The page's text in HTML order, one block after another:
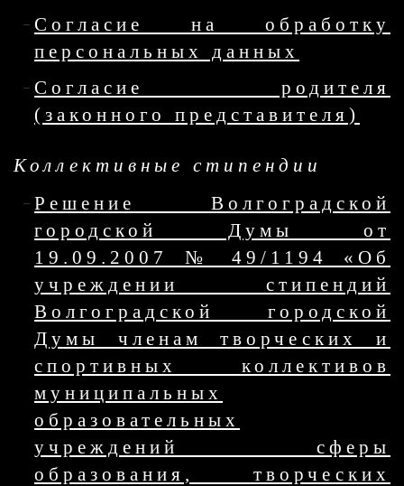
Согласие на обработку
персональных данных
Согласие родителя
(законного представителя)
Коллективные стипендии
Решение Волгоградской
городской Думы от
19.09.2007 № 49/1194 «Об
учреждении стипендий
Волгоградской городской
Думы членам творческих и
спортивных коллективов
муниципальных
образовательных
учреждений сферы
образования, творческих